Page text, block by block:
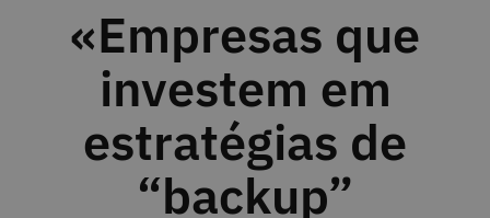
«Empresas que
investem em
estratégias de
“backup”